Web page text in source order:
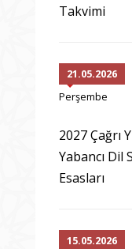
Takvimi
21.05.2026
Perşembe
2027 Çağrı
Yabancı Dil
Esasları
15.05.2026